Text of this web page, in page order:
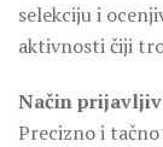
selekciju i
aktivnosti čiji
Način
Precizno i